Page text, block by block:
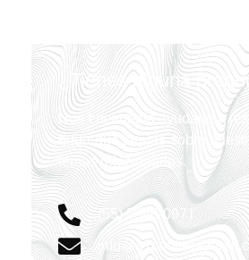
¿Tienes alguna
Nos encantaría ayudarte a
duda que tengas sobre
temas relacionados.
(55) 5386-0971